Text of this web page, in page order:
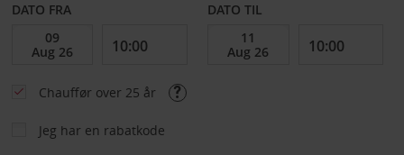
DATO FRA DATO TIL
Chauffør over 25 år
Jeg har en rabatkode